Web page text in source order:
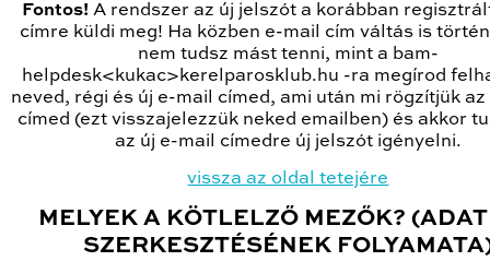
Fontos! A rendszer az új jelszót a korábban
címre küldi meg! Ha közben e-mail cím váltás is
nem tudsz mást tenni, mint a bam-
helpdesk<kukac>kerelparosklub.hu -ra megírod
neved, régi és új e-mail címed, ami után mi rögzítjük
címed (ezt visszajelezzük neked emailben) és akkor
az új e-mail címedre új jelszót igényelni.
vissza az oldal tetejére
MELYEK A KÖTLELZŐ MEZŐK?
SZERKESZTÉSÉNEK